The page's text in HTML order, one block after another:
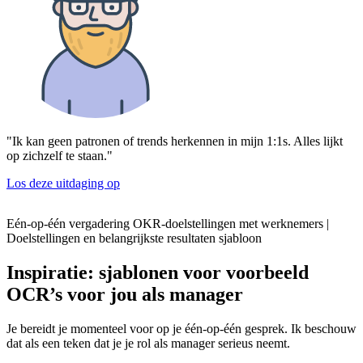
"Ik kan geen patronen of trends herkennen in mijn 1:1s. Alles lijkt
op zichzelf te staan."
Los deze uitdaging op
Eén-op-één vergadering OKR-doelstellingen met werknemers |
Doelstellingen en belangrijkste resultaten sjabloon
Inspiratie: sjablonen voor voorbeeld
OCR’s voor jou als manager
Je bereidt je momenteel voor op je één-op-één gesprek. Ik beschouw
dat als een teken dat je je rol als manager serieus neemt.